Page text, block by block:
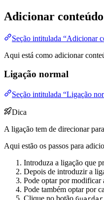
Adicionar conteúdo
Seção intitulada “Adicionar
Aqui está como adicionar
Ligação normal
Seção intitulada “Ligação
Dica
A ligação tem de direcionar
Aqui estão os passos para
Introduza a ligação que
Depois de introduzir a
Pode optar por modificar
Pode também optar por
Clique no botão